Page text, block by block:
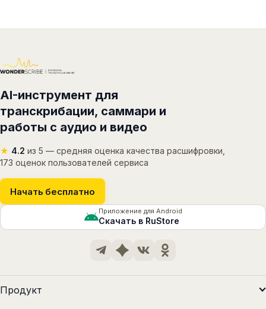
AI-инструмент для
транскрибации, саммари и
работы с аудио и видео
★ 4.2 из 5 — средняя оценка качества расшифровки,
173 оценок пользователей сервиса
Начать бесплатно
Приложение для Android
Скачать в RuStore
Продукт